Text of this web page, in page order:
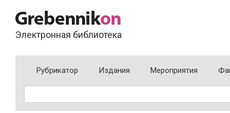
Электронная библиотека
Рубрикатор Издания Мероприятия